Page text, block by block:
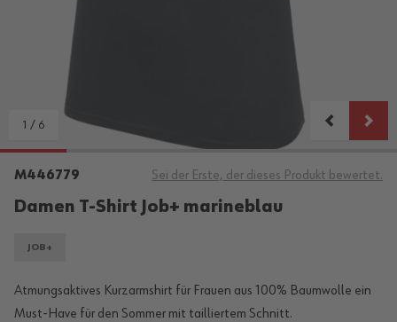
1 / 6
M446779 Sei der Erste, der dieses Produkt bewertet.
Damen T-Shirt Job+ marineblau
JOB+
Atmungsaktives Kurzarmshirt für Frauen aus 100% Baumwolle ein
Must-Have für den Sommer mit tailliertem Schnitt.